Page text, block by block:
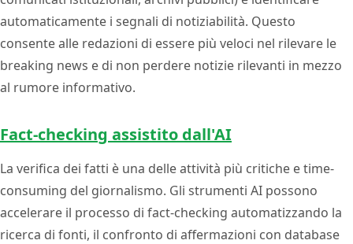
automaticamente i segnali di notiziabilità. Questo
consente alle redazioni di essere più veloci nel rilevare le
breaking news e di non perdere notizie rilevanti in mezzo
al rumore informativo.
Fact-checking assistito dall'AI
La verifica dei fatti è una delle attività più critiche e time-
consuming del giornalismo. Gli strumenti AI possono
accelerare il processo di fact-checking automatizzando la
ricerca di fonti, il confronto di affermazioni con database